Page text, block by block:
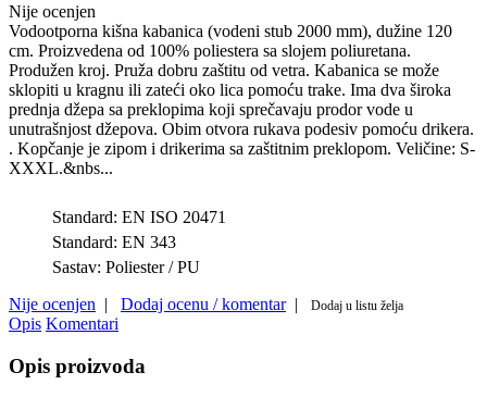
Nije ocenjen
Vodootporna kišna kabanica (vodeni stub 2000 mm), dužine 120
cm. Proizvedena od 100% poliestera sa slojem poliuretana.
Produžen kroj. Pruža dobru zaštitu od vetra. Kabanica se može
sklopiti u kragnu ili zateći oko lica pomoću trake. Ima dva široka
prednja džepa sa preklopima koji sprečavaju prodor vode u
unutrašnjost džepova. Obim otvora rukava podesiv pomoću drikera.
. Kopčanje je zipom i drikerima sa zaštitnim preklopom. Veličine: S-
XXXL.&nbs...
Standard: EN ISO 20471
Standard: EN 343
Sastav: Poliester / PU
Nije ocenjen | Dodaj ocenu / komentar| Dodaj u listu želja
Opis Komentari
Opis proizvoda